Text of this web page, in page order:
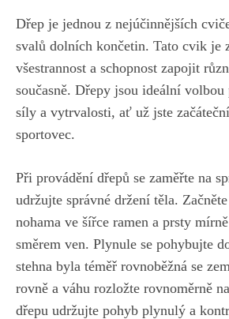
Dřep je jednou z nejúčinnějších
svalů ‌dolních ⁢končetin. ‌Tato cvik je
všestrannost a schopnost zapojit
současně. Dřepy ⁣jsou ideální
síly a ​vytrvalosti, ať už jste
sportovec.
Při provádění dřepů se⁢ zaměřte na
udržujte správné držení těla.
nohama ve⁢ šířce ramen ‍a prsty
směrem ⁤ven. ⁣Plynule se ⁣pohybujte
stehna byla‍ téměř rovnoběžná se
rovně ⁢a váhu rozložte rovnoměrně
dřepu udržujte pohyb plynulý a